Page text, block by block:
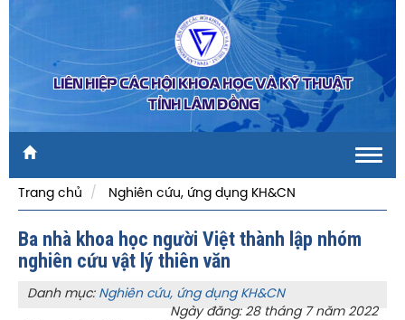
LIÊN HIỆP CÁC HỘI KHOA HỌC VÀ KỸ THUẬT
TỈNH LÂM ĐỒNG
Trang chủ
Nghiên cứu, ứng dụng KH&CN
Ba nhà khoa học người Việt thành lập nhóm
nghiên cứu vật lý thiên văn
Danh mục: Nghiên cứu, ứng dụng KH&CN
Ngày đăng: 28 tháng 7 năm 2022